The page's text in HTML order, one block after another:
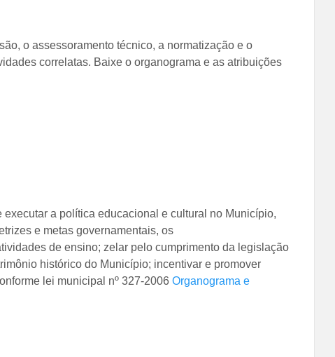
o assessoramento técnico, a normatização e o
correlatas. Baixe o organograma e as atribuições
a política educacional e cultural no Município,
e metas governamentais, os
de ensino; zelar pelo cumprimento da legislação
histórico do Município; incentivar e promover
lei municipal nº 327-2006 Organograma e